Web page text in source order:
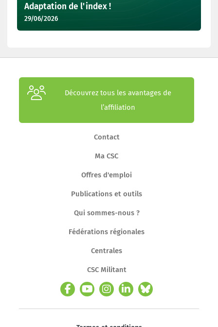
Adaptation de l'index !
29/06/2026
Découvrez tous les avantages de
l’affiliation
Contact
Ma CSC
Offres d'emploi
Publications et outils
Qui sommes-nous ?
Fédérations régionales
Centrales
CSC Militant